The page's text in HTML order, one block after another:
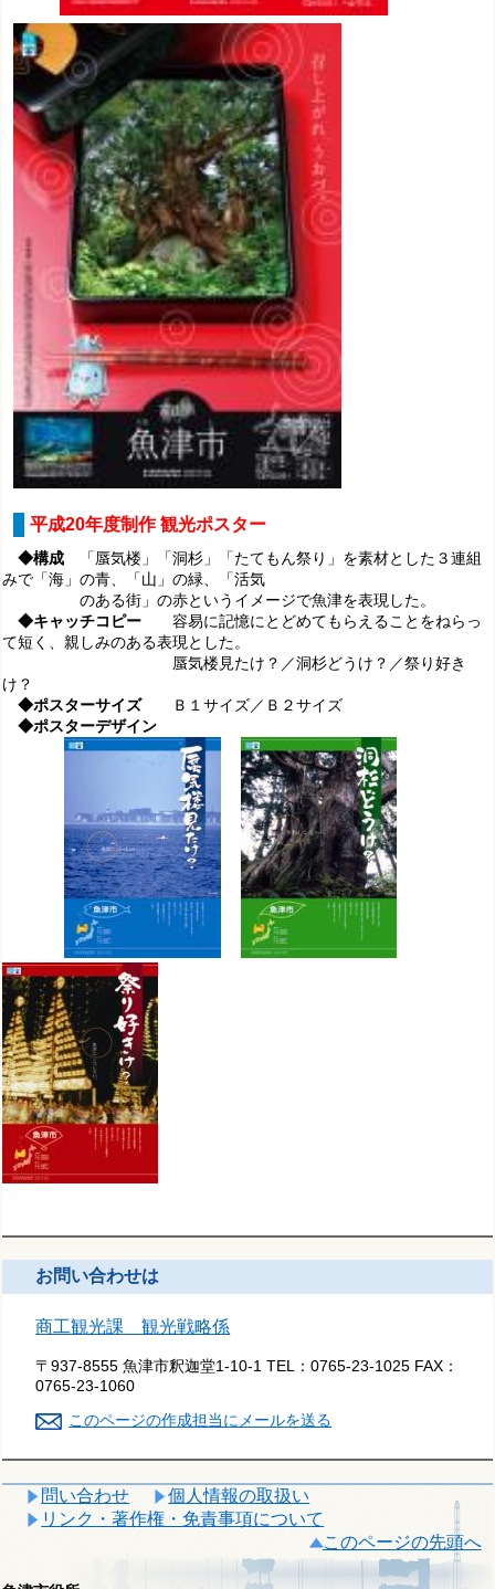
平成20年度制作 観光ポスター
◆構成 「蜃気楼」「洞杉」「たてもん祭り」を素材とした３連組
みで 「海」の青、「山」の緑、「活気
のある街」の赤というイメージで魚津を表現した。
◆キャッチコピー 容易に記憶にとどめてもらえることをねらっ
て短く、親しみのある表現とした。
蜃気楼見たけ？／洞杉どうけ？／祭り好き
け？
◆ポスターサイズＢ１サイズ／ Ｂ２サイズ
◆ポスターデザイン
お問い合わせは
商工観光課 観光戦略係
〒937-8555 魚津市釈迦堂1-10-1 TEL：0765-23-1025 FAX：
0765-23-1060
このページの作成担当にメールを送る
問い合わせ
個人情報の取扱い
リンク・著作権・免責事項について
このページの先頭へ